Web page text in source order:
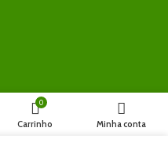
0
Carrinho Minha conta